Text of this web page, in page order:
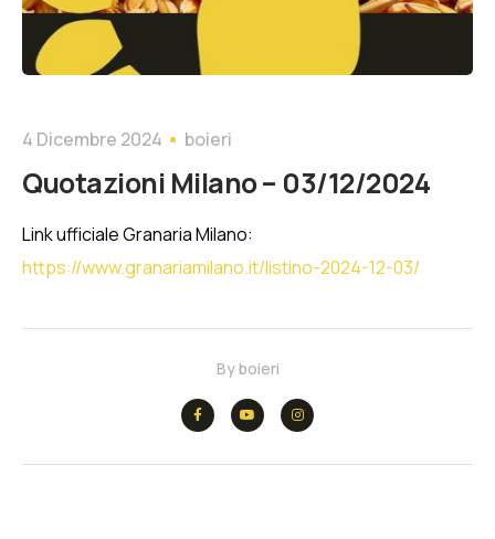
4 Dicembre 2024 boieri
Quotazioni Milano – 03/12/2024
Link ufficiale Granaria Milano:
https://www.granariamilano.it/listino-2024-12-03/
Byboieri